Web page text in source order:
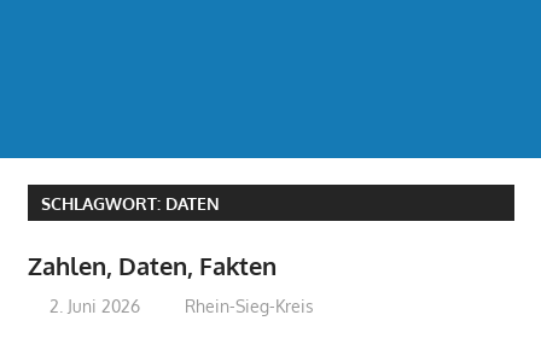
SCHLAGWORT: DATEN
Zahlen, Daten, Fakten
2. Juni 2026 treffpunkt
Rhein-Sieg-Kreis